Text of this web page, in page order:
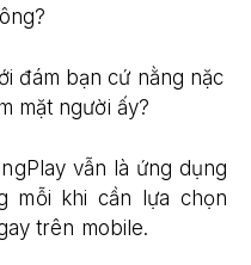
đám bạn cứ nằng nặc
mặt người ấy?
vẫn là ứng dụng
mỗi khi cần lựa chọn
trên mobile.